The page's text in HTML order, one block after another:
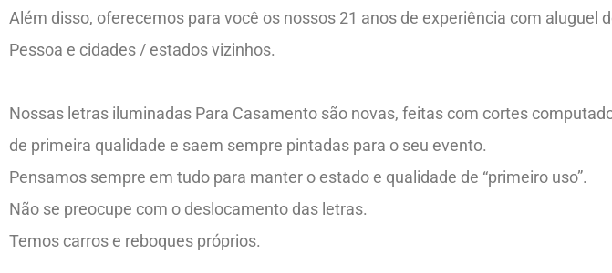
Além disso, oferecemos para você os nossos 21 anos de experiência com
Pessoa e cidades / estados vizinhos.
Nossas letras iluminadas Para Casamento são novas, feitas com cortes
de primeira qualidade e saem sempre pintadas para o seu evento.
Pensamos sempre em tudo para manter o estado e qualidade de “primeiro uso”.
Não se preocupe com o deslocamento das letras.
Temos carros e reboques próprios.